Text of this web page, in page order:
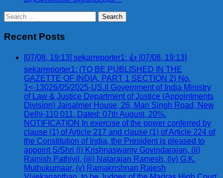
Search
for:
Recent Posts
[07/08, 19:13] sekarreporter1: 👍 [07/08, 19:13]
sekarreporter1: (TO BE PUBLISHED IN THE
GAZETTE OF INDIA, PART 1 SECTION 2) No.
1<-13026/05/2025-US.II Government of India Ministry
of Law & Justice Department of Justice (Appointments
Division) Jaisalmer House, 26, Man Singh Road, New
Delhi-110 011, Dated: 07th August, 20%.
NOTIFICATION In exercise of the power conferred by
clause (1) of Article 217 and clause (1) of Article 224 of
the Constitution of India, the President is pleased to
appoint S/Shri (i) Krishnaswamy Govindarajan, (ii)
Rajnish Pathiyil, (iii) Natarajan Ramesh, (iv) G.K.
Muthukumaar, (v) Ramakrishnan Rajesh